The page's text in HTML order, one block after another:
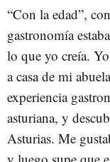
“Con la edad”,
gastronomía
lo que yo creía.
a casa de mi
experiencia
asturiana, y
Asturias. Me